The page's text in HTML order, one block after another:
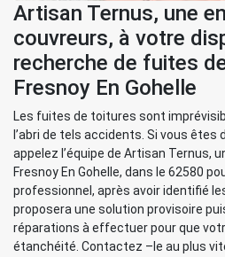
Artisan Ternus, une
couvreurs, à votre
recherche de fuites
Fresnoy En Gohelle
Les fuites de toitures sont
l’abri de tels accidents. Si vous êtes
appelez l’équipe de Artisan Ternus,
Fresnoy En Gohelle, dans le 62580
professionnel, après avoir identifié
proposera une solution provisoire
réparations à effectuer pour que
étanchéité. Contactez –le au plus